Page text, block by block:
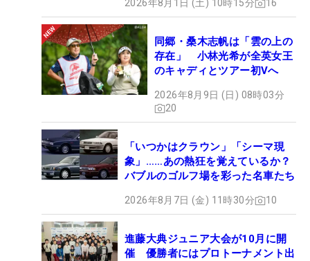
2026年8月1日 (土) 10時15分 16
同郷・桑木志帆は「雲の上の
存在」 小林光希が全英女王
のキャディとツアー初Vへ
2026年8月9日 (日) 08時03分
20
「いつかはクラウン」「シーマ現
象」……あの熱狂を覚えているか？
バブルのゴルフ場を彩った名車たち
2026年8月7日 (金) 11時30分 10
進藤大典ジュニア大会が10月に開
催 優勝者にはプロトーナメント出